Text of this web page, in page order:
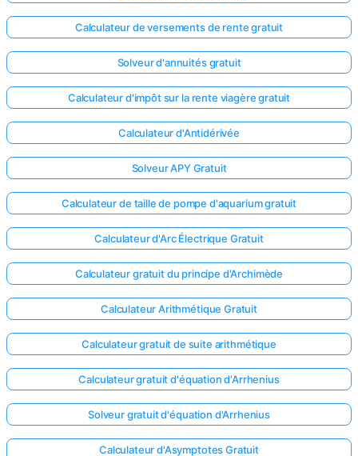
Calculateur de versements de rente gratuit
Solveur d'annuités gratuit
Calculateur d'impôt sur la rente viagère gratuit
Calculateur d'Antidérivée
Solveur APY Gratuit
Calculateur de taille de pompe d'aquarium gratuit
Calculateur d'Arc Électrique Gratuit
Calculateur gratuit du principe d'Archimède
Calculateur Arithmétique Gratuit
Calculateur gratuit de suite arithmétique
Calculateur gratuit d'équation d'Arrhenius
Solveur gratuit d'équation d'Arrhenius
Calculateur d'Asymptotes Gratuit